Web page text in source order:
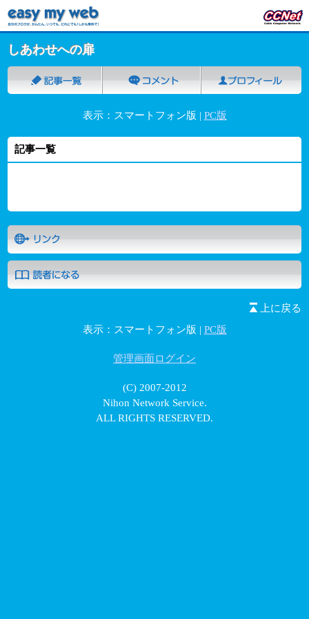
しあわせへの扉
表示：スマートフォン版 | PC版
記事一覧
上に戻る
表示：スマートフォン版 | PC版
管理画面ログイン
(C) 2007-2012
Nihon Network Service.
ALL RIGHTS RESERVED.